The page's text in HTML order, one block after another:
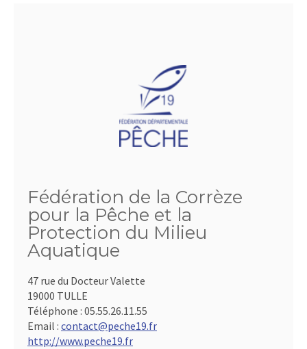
Fédération de la Corrèze
pour la Pêche et la
Protection du Milieu
Aquatique
47 rue du Docteur Valette
19000 TULLE
Téléphone : 05.55.26.11.55
Email : contact@peche19.fr
http://www.peche19.fr